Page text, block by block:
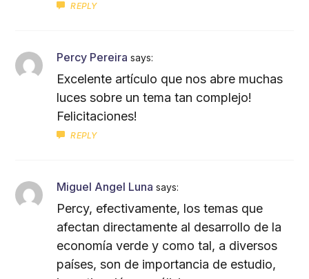
REPLY
Percy Pereirasays:
Excelente artículo que nos abre muchas
luces sobre un tema tan complejo!
Felicitaciones!
REPLY
Miguel Angel Lunasays:
Percy, efectivamente, los temas que
afectan directamente al desarrollo de la
economía verde y como tal, a diversos
países, son de importancia de estudio,